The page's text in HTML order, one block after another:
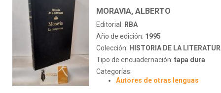
MORAVIA, ALBERTO
Editorial: RBA
Año de edición: 1995
Colección: HISTORIA DE LA
Tipo de encuadernación: tapa dura
Categorías:
Autores de otras lenguas